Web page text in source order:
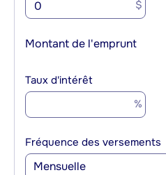
$
Montant de l'emprunt
Taux d'intérêt
%
Fréquence des versements
Mensuelle